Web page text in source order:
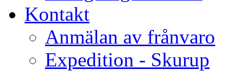
Kontakt
Anmälan av frånvaro
Expedition - Skurup